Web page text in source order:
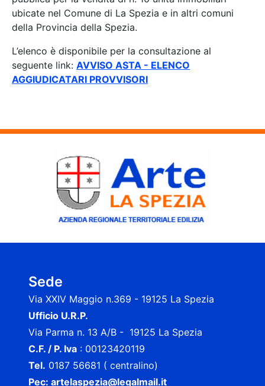
ubicate nel Comune di La Spezia e in altri comuni
della Provincia della Spezia.
L’elenco è disponibile per la consultazione al
seguente link: AVVISO ASTA - ELENCO
AGGIUDICATARI PROVVISORI
Sede
Via XXIV Maggio n.369 - 19125 La Spezia
Ufficio U.R.P.
Via Parma n. 13 A/B - 19125 La Spezia
C.F. / P. Iva : 00123420119
Tel. 0187 56681 ( centralino)
Pec: artelaspezia@legalmail.it